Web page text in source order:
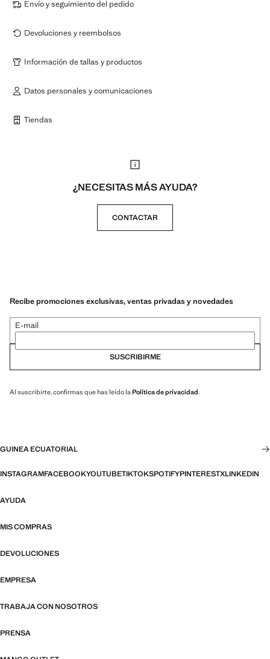
Envío y seguimiento del pedido
Devoluciones y reembolsos
Información de tallas y productos
Datos personales y comunicaciones
Tiendas
¿NECESITAS MÁS AYUDA?
CONTACTAR
Recibe promociones exclusivas, ventas privadas y novedades
E-mail
SUSCRIBIRME
Al suscribirte, confirmas que has leído la Política de privacidad.
GUINEA ECUATORIAL
INSTAGRAMFACEBOOKYOUTUBETIKTOKSPOTIFYPINTERESTXLINKEDIN
AYUDA
MIS COMPRAS
DEVOLUCIONES
EMPRESA
TRABAJA CON NOSOTROS
PRENSA